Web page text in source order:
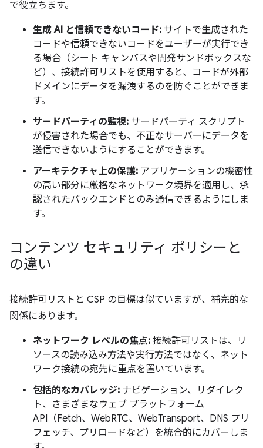
で役立ちます。
生成 AI と信頼できないコード: サイトで生成された
コードや信頼できないコードをユーザーが実行でき
る場合（シート キャンバスや開発サンドボックスな
ど）、接続許可リストを使用すると、コードが外部
ドメインにデータを漏洩するのを防ぐことができま
す。
サードパーティの監視: サードパーティ スクリプト
が侵害された場合でも、不正なサーバーにデータを
送信できないようにすることができます。
アーキテクチャ上の保護: アプリケーションの機密性
の高い部分に厳格なネットワーク境界を適用し、承
認されたバックエンドとのみ通信できるようにしま
す。
コンテンツ セキュリティ ポリシーと
の違い
接続許可リストと CSP の目標は似ていますが、補完的な
関係にあります。
ネットワーク レベルの焦点: 接続許可リストは、リ
ソースの読み込み方法や実行方法ではなく、ネット
ワーク接続の宛先に重点を置いています。
包括的なカバレッジ: ナビゲーション、リダイレク
ト、さまざまなウェブ プラットフォーム
API（Fetch、WebRTC、WebTransport、DNS プリ
フェッチ、プリロードなど）を統合的にカバーしま